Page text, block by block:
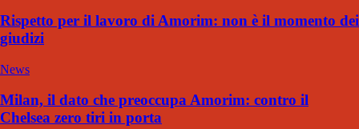
Rispetto per il lavoro di Amorim: non è il momento dei
giudizi
News
Milan, il dato che preoccupa Amorim: contro il
Chelsea zero tiri in porta